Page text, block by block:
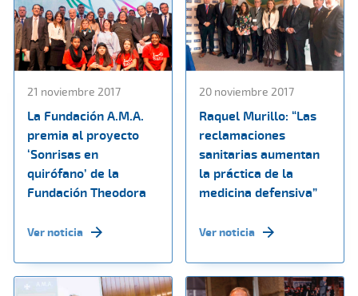
21 noviembre 2017
La Fundación A.M.A.
premia al proyecto
‘Sonrisas en
quirófano’ de la
Fundación Theodora
Ver noticia
20 noviembre 2017
Raquel Murillo: “Las
reclamaciones
sanitarias aumentan
la práctica de la
medicina defensiva”
Ver noticia